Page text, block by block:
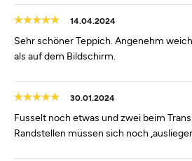
14.04.2024
Sehr schöner Teppich. Angenehm
als auf dem Bildschirm.
30.01.2024
Fusselt noch etwas und zwei beim
Randstellen müssen sich noch